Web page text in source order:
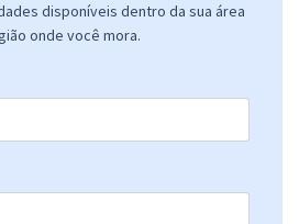
Comprar
de Educação Física da 22ª Região -
271,84à vista
disponíveis dentro da sua área
onde você mora.